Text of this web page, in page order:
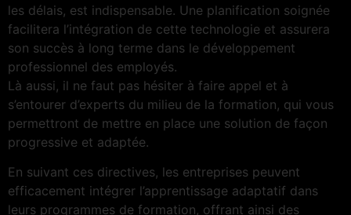
les délais, est indispensable. Une planification soignée
facilitera l’intégration de cette technologie et assurera
son succès à long terme dans le développement
professionnel des employés.
Là aussi, il ne faut pas hésiter à faire appel et à
s’entourer d’experts du milieu de la formation, qui vous
permettront de mettre en place une solution de façon
progressive et adaptée.
En suivant ces directives, les entreprises peuvent
efficacement intégrer l’apprentissage adaptatif dans
leurs programmes de formation, offrant ainsi des